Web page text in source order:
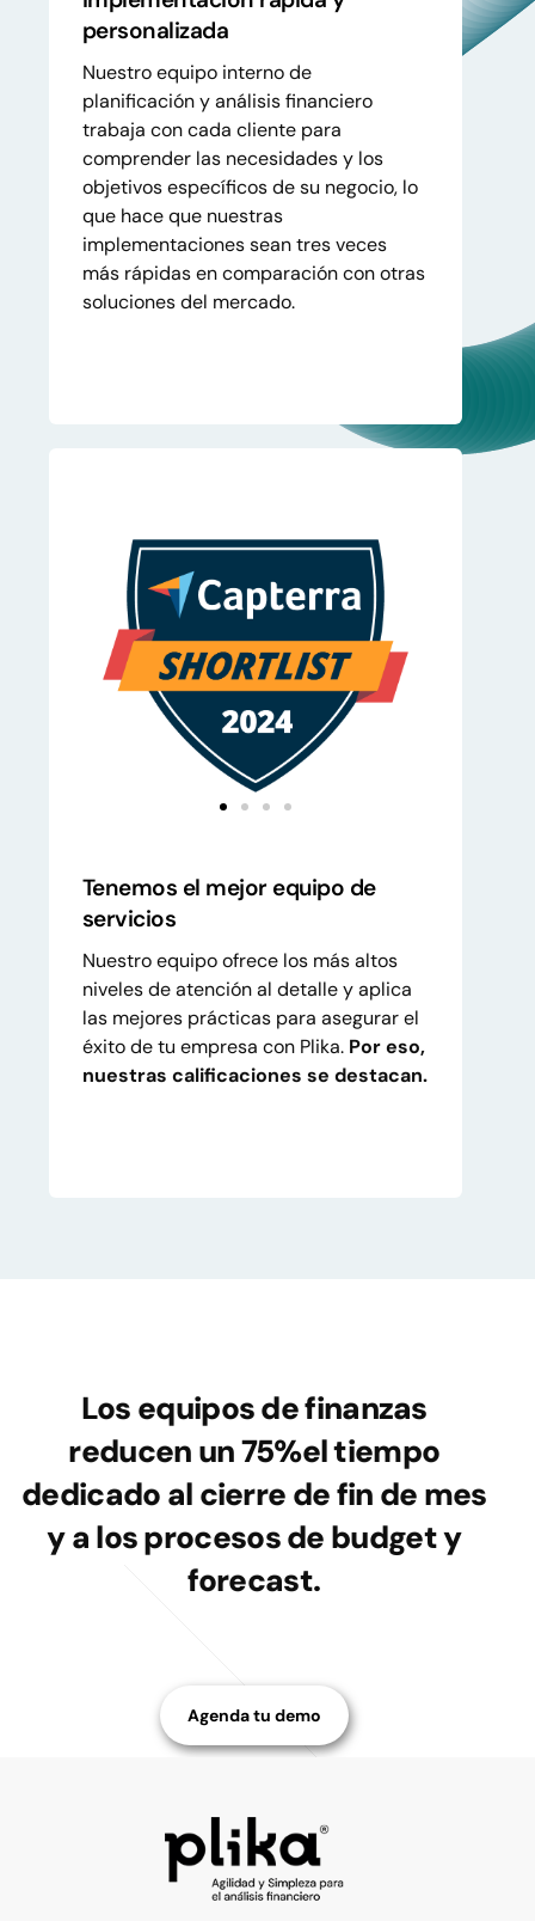
personalizada
Nuestro equipo interno de
planificación y análisis financiero
trabaja con cada cliente para
comprender las necesidades y los
objetivos específicos de su negocio, lo
que hace que nuestras
implementaciones sean tres veces
más rápidas en comparación con otras
soluciones del mercado.
Tenemos el mejor equipo de
servicios
Nuestro equipo ofrece los más altos
niveles de atención al detalle y aplica
las mejores prácticas para asegurar el
éxito de tu empresa con Plika. Por eso,
nuestras calificaciones se destacan.
Los equipos de finanzas
reducen un 75%el tiempo
dedicado al cierre de fin de mes
y a los procesos de budget y
forecast.
Agenda tu demo